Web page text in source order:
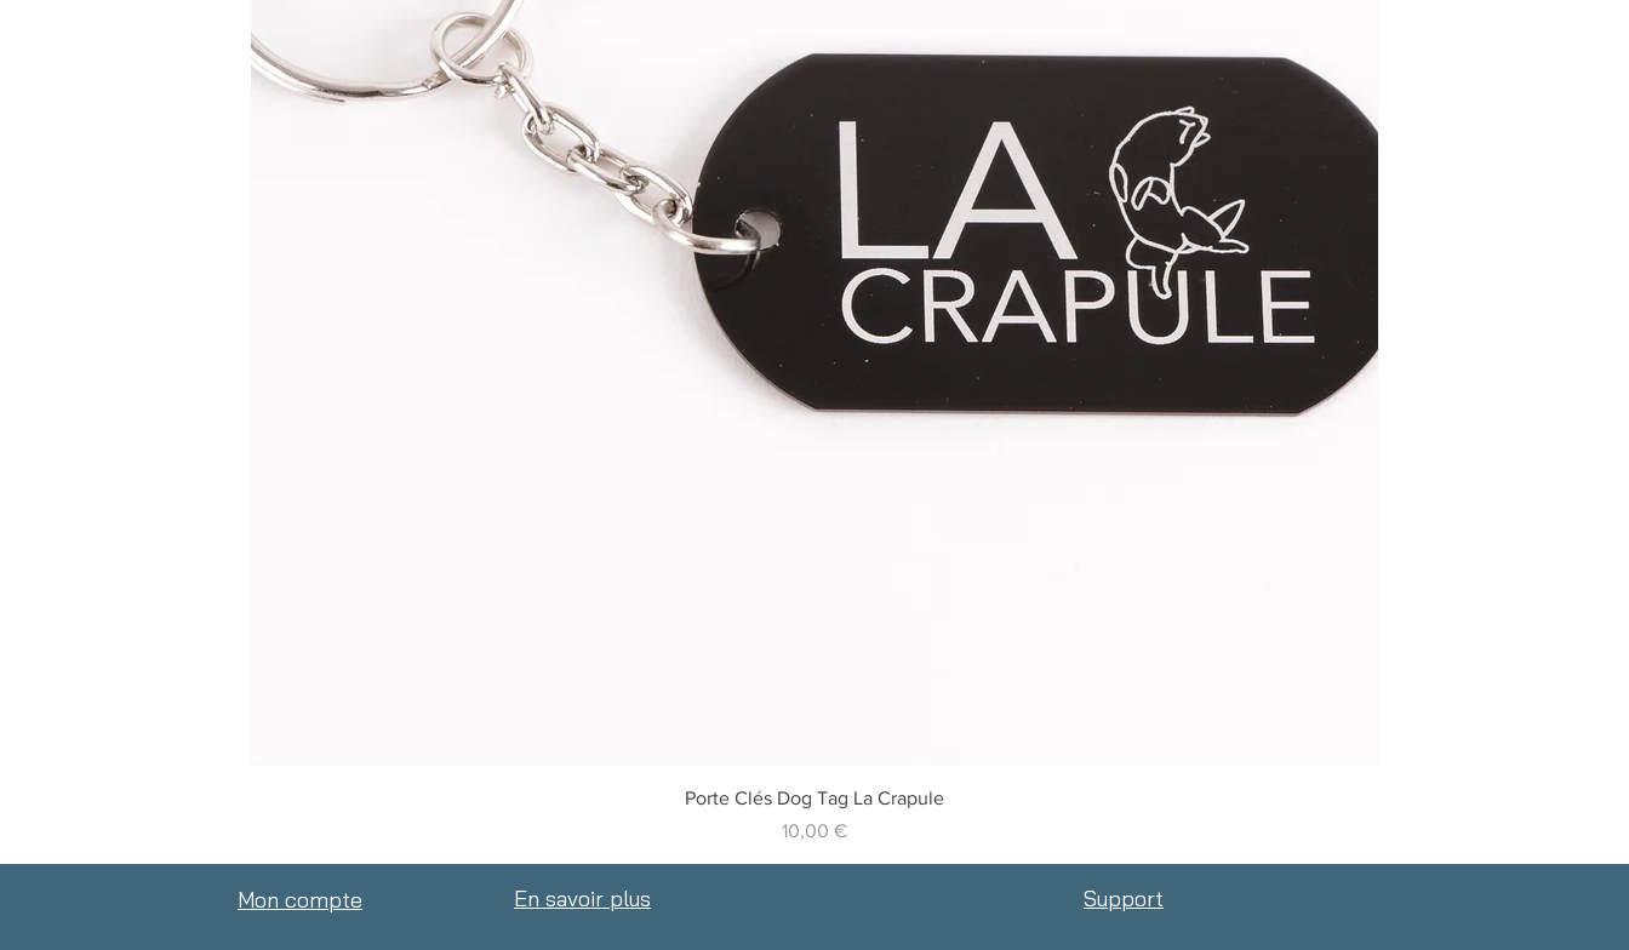
Vista rapida
Porte Clés Dog Tag La Crapule
Prezzo
10,00 €
Mon compte En savoir plus Support